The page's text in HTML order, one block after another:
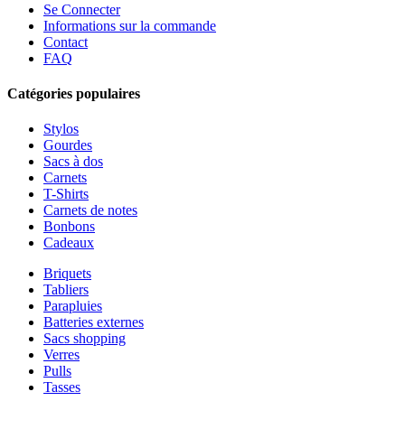
Se Connecter
Informations sur la commande
Contact
FAQ
Catégories populaires
Stylos
Gourdes
Sacs à dos
Carnets
T-Shirts
Carnets de notes
Bonbons
Cadeaux
Briquets
Tabliers
Parapluies
Batteries externes
Sacs shopping
Verres
Pulls
Tasses